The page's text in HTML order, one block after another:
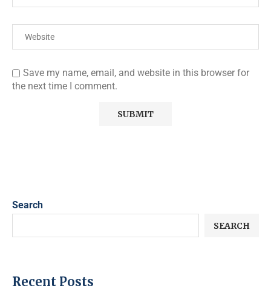
Save my name, email, and website in this browser for
the next time I comment.
Search
SEARCH
Recent Posts